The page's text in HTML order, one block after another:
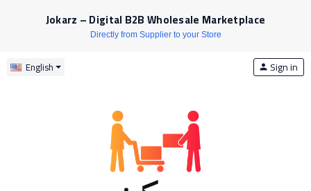
Jokarz – Digital B2B Wholesale Marketplace
Directly from Supplier to your Store
English person Sign in